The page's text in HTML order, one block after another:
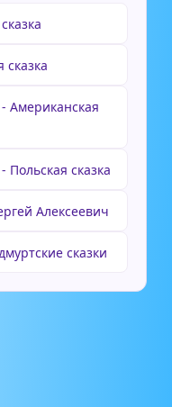
Американская
сказка
Алексеевич
сказки